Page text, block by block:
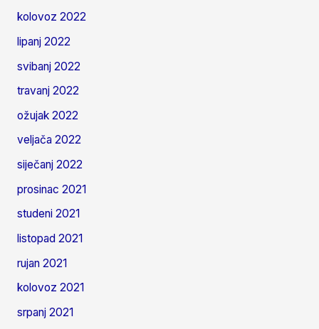
kolovoz 2022
lipanj 2022
svibanj 2022
travanj 2022
ožujak 2022
veljača 2022
siječanj 2022
prosinac 2021
studeni 2021
listopad 2021
rujan 2021
kolovoz 2021
srpanj 2021